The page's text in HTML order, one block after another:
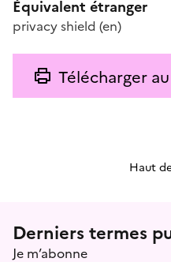
Équivalent étranger
privacy shield (en)
Télécharger
Haut
Menu
Derniers termes
Je m’abonne